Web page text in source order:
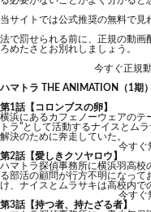
当サイトでは公式推奨の無料で見
法で罰せられる前に、正規の動画
ろめたさとお別れしましょう。
今すぐ正規
ハマトラ THE ANIMATION（1期
第1話【コロンブスの卵】
横浜にあるカフェノーウェアのテ
トラ”として活動するナイスとム
解決のために奔走していた。
今すぐ
第2話【愛しきクソヤロウ】
ハマトラ探偵事務所に横浜羽高校
る部活の顧問が行方不明になっ
け、ナイスとムラサキは高校内で
今すぐ
第3話【持つ者、持たざる者】